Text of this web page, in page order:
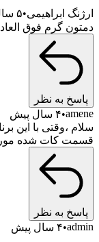
ارژنگ ابراهیمی ۵ سال پیش
دمتون گرم فوق
پاسخ به نظر
amene ۴ سال پیش
سلام ،وقتی با این
قسمت کات شده
پاسخ به نظر
admin ۴ سال پیش